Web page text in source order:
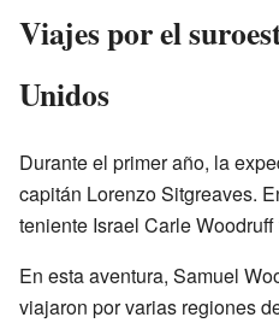
Viajes por el
Unidos
Durante el primer año, la
capitán Lorenzo Sitgreaves.
teniente Israel Carle
En esta aventura, Samuel
viajaron por varias regiones